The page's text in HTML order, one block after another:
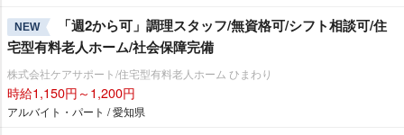
NEW
「週2から可」調理スタッフ/無資格可/シフト相談可/住
宅型有料老人ホーム/社会保障完備
株式会社ケアサポート/住宅型有料老人ホーム ひまわり
時給1,150円～1,200円
アルバイト・パート / 愛知県